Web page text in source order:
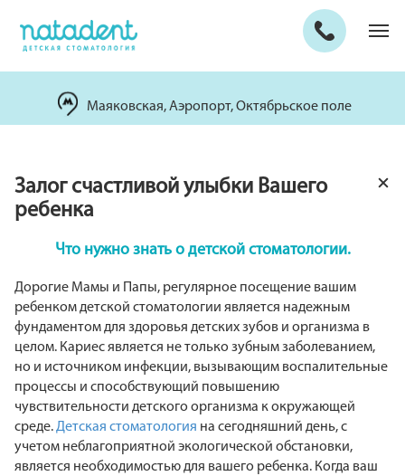
Маяковская, Аэропорт, Октябрьское поле
Залог счастливой улыбки Вашего
ребенка
Что нужно знать о детской стоматологии.
Дорогие Мамы и Папы, регулярное посещение вашим
ребенком детской стоматологии является надежным
фундаментом для здоровья детских зубов и организма в
целом. Кариес является не только зубным заболеванием,
но и источником инфекции, вызывающим воспалительные
процессы и способствующий повышению
чувствительности детского организма к окружающей
среде.Детская стоматология на сегодняшний день, с
учетом неблагоприятной экологической обстановки,
является необходимостью для вашего ребенка. Когда ваш